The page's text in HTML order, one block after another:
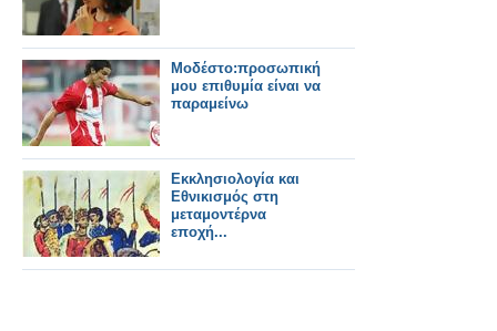
Μοδέστο:προσωπική
μου επιθυμία είναι να
παραμείνω
Εκκλησιολογία και
Εθνικισμός στη
μεταμοντέρνα
εποχή...